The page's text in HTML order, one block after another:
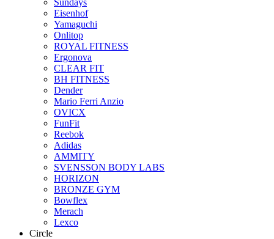
Eisenhof
Yamaguchi
Onlitop
ROYAL FITNESS
Ergonova
CLEAR FIT
BH FITNESS
Dender
Mario Ferri Anzio
OVICX
FunFit
Reebok
Adidas
AMMITY
SVENSSON BODY LABS
HORIZON
BRONZE GYM
Bowflex
Merach
Lexco
Circle